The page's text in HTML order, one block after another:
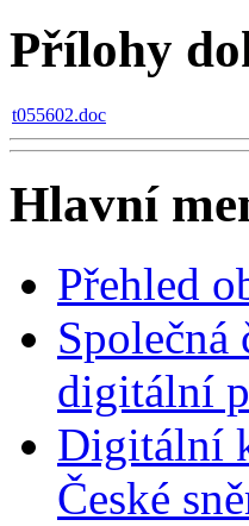
Přílohy
t055602.doc
Hlavní
Přehled
Společná
digitální
Digitální
České